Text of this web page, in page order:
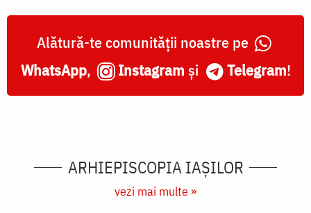
Alătură-te comunității noastre pe
WhatsApp, Instagram și Telegram!
ARHIEPISCOPIA IAŞILOR
vezi mai multe »